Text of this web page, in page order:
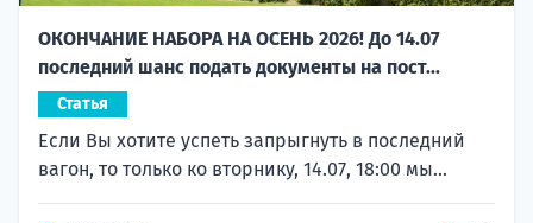
ОКОНЧАНИЕ НАБОРА НА ОСЕНЬ 2026! До 14.07
последний шанс подать документы на пост...
Статья
Если Вы хотите успеть запрыгнуть в последний
вагон, то только ко вторнику, 14.07, 18:00 мы...